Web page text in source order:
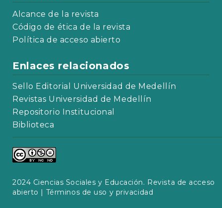
Alcance de la revista
Código de ética de la revista
Política de acceso abierto
Enlaces relacionados
Sello Editorial Universidad de Medellín
Revistas Universidad de Medellín
Repositorio Institucional
Biblioteca
2024 Ciencias Sociales y Educación. Revista de acceso
abierto | Términos de uso y privacidad